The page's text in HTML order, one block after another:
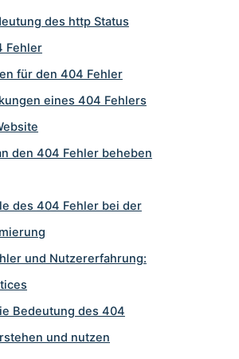
des http Status
Fehler
für den 404 Fehler
eines 404 Fehlers
den 404 Fehler beheben
des 404 Fehler bei der
und Nutzererfahrung:
Bedeutung des 404
und nutzen